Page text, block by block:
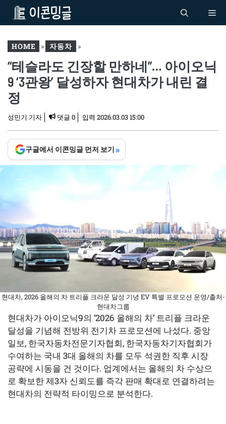
로 HOME » 자동차 »
“테슬라도 긴장할 만하네”…
아이오닉9 ‘3관왕’ 달성하
자 현대차가 내린 결정
“테슬라도 긴장할 만하네”… 아이오닉
9 ‘3관왕’ 달성하자 현대차가 내린 결
정
성민기 기자 댓글 0 입력 2026.03.03 15:00
구글에서 이콘밍글 먼저 보기»
현대차, 2026 올해의 차 트리플 크라운 달성 기녕 EV 특별 프로모션 운영/출처-
현대차그룹
현대차가 아이오닉9의 ‘2026 올해의 차’ 트리플 크라운
달성을 기념해 전방위 전기차 프로모션에 나섰다. 중앙
일보, 한국자동차전문기자협회, 한국자동차기자협회가
수여하는 국내 3대 올해의 차를 모두 석권한 직후 시장
공략에 시동을 건 것이다. 업계에서는 올해의 차 수상으
로 확보한 제3자 신뢰도를 즉각 판매 확대로 연결하려는
현대차의 전략적 타이밍으로 분석한다.